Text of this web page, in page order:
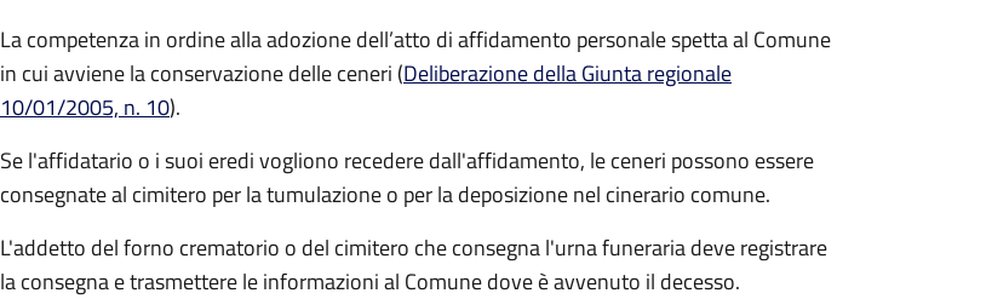
La competenza in ordine alla adozione dell’atto di affidamento personale spetta al Comune
in cui avviene la conservazione delle ceneri (Deliberazione della Giunta regionale
10/01/2005, n. 10).
Se l'affidatario o i suoi eredi vogliono recedere dall'affidamento, le ceneri possono essere
consegnate al cimitero per la tumulazione o per la deposizione nel cinerario comune.
L'addetto del forno crematorio o del cimitero che consegna l'urna funeraria deve registrare
la consegna e trasmettere le informazioni al Comune dove è avvenuto il decesso.